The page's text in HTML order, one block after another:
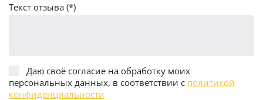
Текст отзыва (*)
Даю своё согласие на обработку моих
персональных данных, в соответствии с политикой
конфиденциальности